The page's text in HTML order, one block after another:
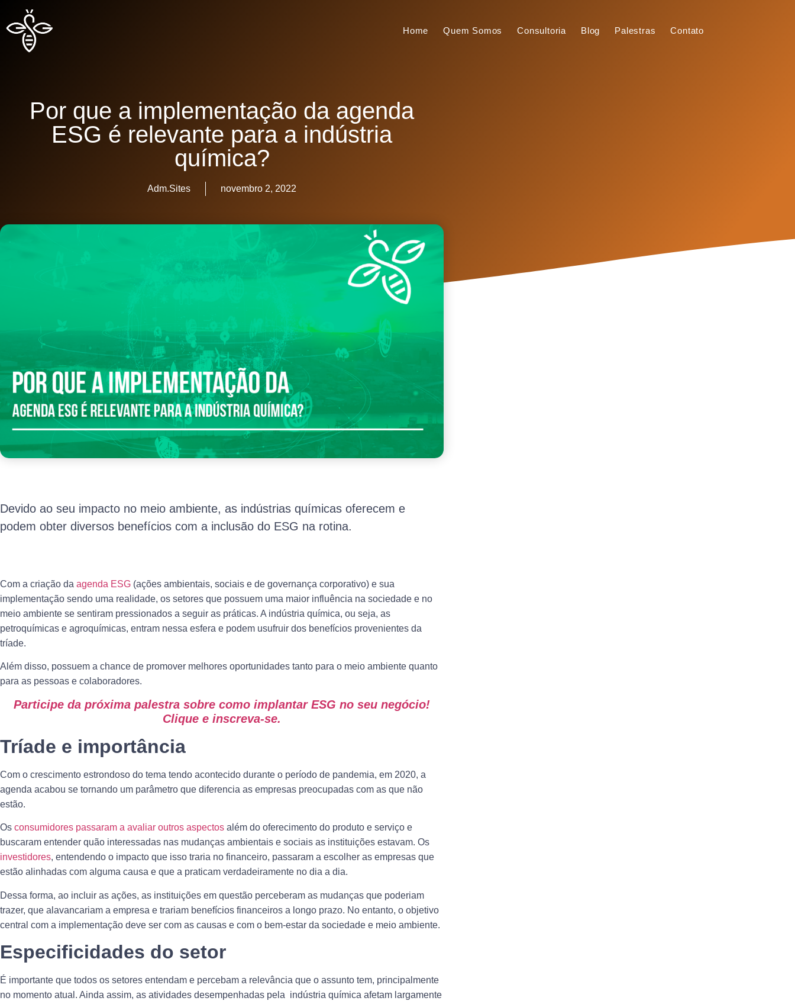
Home Quem Somos Consultoria Blog Palestras Contato
Por que a implementação da agenda
ESG é relevante para a indústria
química?
Adm.Sites novembro 2, 2022
Devido ao seu impacto no meio ambiente, as indústrias químicas oferecem e
podem obter diversos benefícios com a inclusão do ESG na rotina.
Com a criação da agenda ESG (ações ambientais, sociais e de governança corporativo) e sua
implementação sendo uma realidade, os setores que possuem uma maior influência na sociedade e no
meio ambiente se sentiram pressionados a seguir as práticas. A indústria química, ou seja, as
petroquímicas e agroquímicas, entram nessa esfera e podem usufruir dos benefícios provenientes da
tríade.
Além disso, possuem a chance de promover melhores oportunidades tanto para o meio ambiente quanto
para as pessoas e colaboradores.
Participe da próxima palestra sobre como implantar ESG no seu negócio!
Clique e inscreva-se.
Tríade e importância
Com o crescimento estrondoso do tema tendo acontecido durante o período de pandemia, em 2020, a
agenda acabou se tornando um parâmetro que diferencia as empresas preocupadas com as que não
estão.
Os consumidores passaram a avaliar outros aspectos além do oferecimento do produto e serviço e
buscaram entender quão interessadas nas mudanças ambientais e sociais as instituições estavam. Os
investidores, entendendo o impacto que isso traria no financeiro, passaram a escolher as empresas que
estão alinhadas com alguma causa e que a praticam verdadeiramente no dia a dia.
Dessa forma, ao incluir as ações, as instituições em questão perceberam as mudanças que poderiam
trazer, que alavancariam a empresa e trariam benefícios financeiros a longo prazo. No entanto, o objetivo
central com a implementação deve ser com as causas e com o bem-estar da sociedade e meio ambiente.
Especificidades do setor
É importante que todos os setores entendam e percebam a relevância que o assunto tem, principalmente
no momento atual. Ainda assim, as atividades desempenhadas pela indústria química afetam largamente